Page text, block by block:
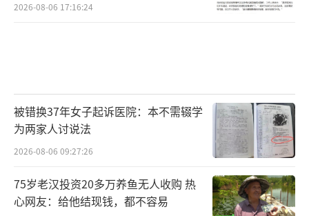
2026-08-06 17:16:24
被错换37年女子起诉医院：本不需辍学
为两家人讨说法
2026-08-06 09:27:26
75岁老汉投资20多万养鱼无人收购 热
心网友：给他结现钱，都不容易